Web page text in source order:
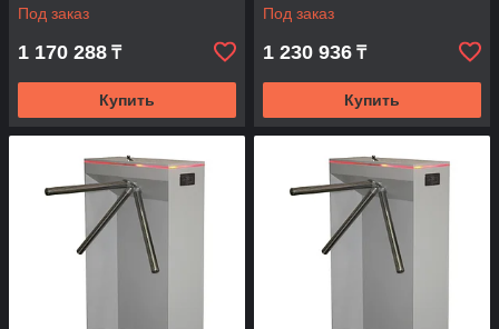
Под заказ
1 170 288 ₸
Купить
Под заказ
1 230 936 ₸
Купить